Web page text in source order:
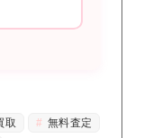
取
無料査定